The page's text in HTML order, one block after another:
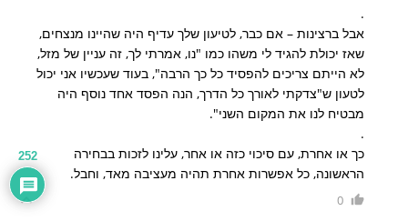
.
אבל ברצינות – אם כבר, לטיעון שלך עדיף היה שהיינו מנצחים,
שאז יכולת להגיד לי משהו כמו "נו, אמרתי לך, זה עניין של מזל,
לא הייתם צריכים להפסיד כל כך הרבה", בעוד שעכשיו אני יכול
לטעון ש"צדקתי לאורך כל הדרך, הנה הפסד אחד נוסף היה
מבטיח לנו את המקום השני".
.
כך או אחרת, עם סיכוי כזה או אחר, עלינו לזכות בבחירה
הראשונה, כל אפשרות אחרת תהיה מעציבה מאד, וחבל.
0
252